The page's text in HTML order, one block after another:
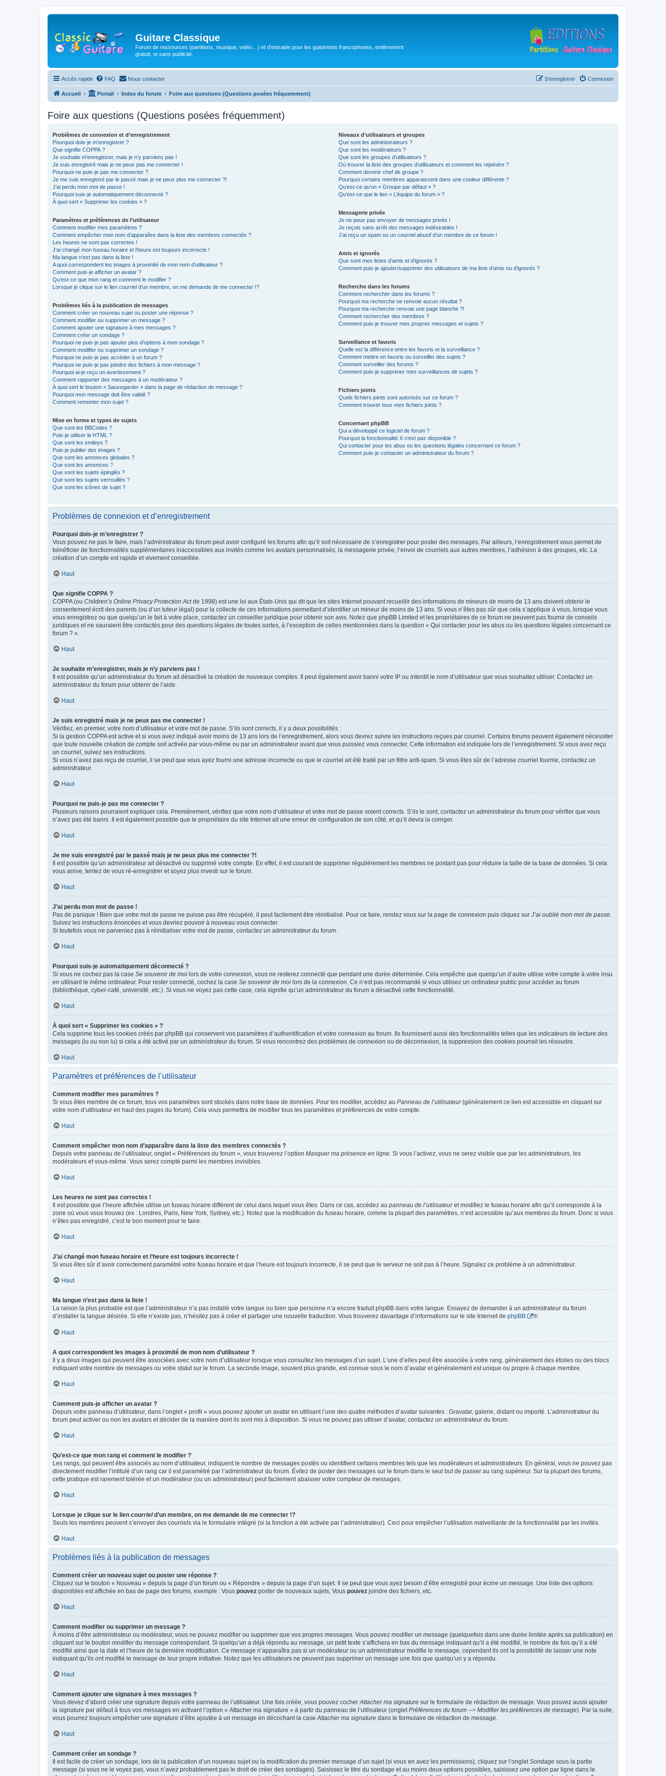
Guitare Classique
Forum de ressources (partitions, musique, vidéo…) et d'entraide pour les guitaristes francophones, entièrement
gratuit, et sans publicité.
Accès rapide FAQ Nous contacter Connexion
S’enregistrer
Accueil Portail Index du forum Foire aux questions (Questions posées fréquemment)
Foire aux questions (Questions posées fréquemment)
Problèmes de connexion et d’enregistrement
Pourquoi dois-je m’enregistrer ?
Que signifie COPPA ?
Je souhaite m’enregistrer, mais je n’y parviens pas !
Je suis enregistré mais je ne peux pas me connecter !
Pourquoi ne puis-je pas me connecter ?
Je me suis enregistré par le passé mais je ne peux plus me connecter ?!
J’ai perdu mon mot de passe !
Pourquoi suis-je automatiquement déconnecté ?
À quoi sert « Supprimer les cookies » ?
Paramètres et préférences de l’utilisateur
Comment modifier mes paramètres ?
Comment empêcher mon nom d’apparaître dans la liste des membres connectés ?
Les heures ne sont pas correctes !
J’ai changé mon fuseau horaire et l’heure est toujours incorrecte !
Ma langue n’est pas dans la liste !
A quoi correspondent les images à proximité de mon nom d’utilisateur ?
Comment puis-je afficher un avatar ?
Qu’est-ce que mon rang et comment le modifier ?
Lorsque je clique sur le lien courrield’un membre, on me demande de me connecter !?
Problèmes liés à la publication de messages
Comment créer un nouveau sujet ou poster une réponse ?
Comment modifier ou supprimer un message ?
Comment ajouter une signature à mes messages ?
Comment créer un sondage ?
Pourquoi ne puis-je pas ajouter plus d’options à mon sondage ?
Comment modifier ou supprimer un sondage ?
Pourquoi ne puis-je pas accéder à un forum ?
Pourquoi ne puis-je pas joindre des fichiers à mon message ?
Pourquoi ai-je reçu un avertissement ?
Comment rapporter des messages à un modérateur ?
À quoi sert le bouton « Sauvegarder » dans la page de rédaction de message ?
Pourquoi mon message doit être validé ?
Comment remonter mon sujet ?
Mise en forme et types de sujets
Que sont les BBCodes ?
Puis-je utiliser le HTML ?
Que sont les smileys ?
Puis-je publier des images ?
Que sont les annonces globales ?
Que sont les annonces ?
Que sont les sujets épinglés ?
Que sont les sujets verrouillés ?
Que sont les icônes de sujet ?
Niveaux d’utilisateurs et groupes
Que sont les administrateurs ?
Que sont les modérateurs ?
Que sont les groupes d’utilisateurs ?
Où trouver la liste des groupes d’utilisateurs et comment les rejoindre ?
Comment devenir chef de groupe ?
Pourquoi certains membres apparaissent dans une couleur différente ?
Qu’est-ce qu’un « Groupe par défaut » ?
Qu’est-ce que le lien « L’équipe du forum » ?
Messagerie privée
Je ne peux pas envoyer de messages privés !
Je reçois sans arrêt des messages indésirables !
J’ai reçu un spam ou un courriel abusif d’un membre de ce forum !
Amis et ignorés
Que sont mes listes d’amis et d’ignorés ?
Comment puis-je ajouter/supprimer des utilisateurs de ma liste d’amis ou d’ignorés ?
Recherche dans les forums
Comment rechercher dans les forums ?
Pourquoi ma recherche ne renvoie aucun résultat ?
Pourquoi ma recherche renvoie une page blanche ?!
Comment rechercher des membres ?
Comment puis-je trouver mes propres messages et sujets ?
Surveillance et favoris
Quelle est la différence entre les favoris et la surveillance ?
Comment mettre en favoris ou surveiller des sujets ?
Comment surveiller des forums ?
Comment puis-je supprimer mes surveillances de sujets ?
Fichiers joints
Quels fichiers joints sont autorisés sur ce forum ?
Comment trouver tous mes fichiers joints ?
Concernant phpBB
Qui a développé ce logiciel de forum ?
Pourquoi la fonctionnalité X n’est pas disponible ?
Qui contacter pour les abus ou les questions légales concernant ce forum ?
Comment puis-je contacter un administrateur du forum ?
Problèmes de connexion et d’enregistrement
Pourquoi dois-je m’enregistrer ?
Vous pouvez ne pas le faire, mais l’administrateur du forum peut avoir configuré les forums afin qu’il soit nécessaire de s’enregistrer pour poster des messages. Par ailleurs, l’enregistrement vous permet de
bénéficier de fonctionnalités supplémentaires inaccessibles aux invités comme les avatars personnalisés, la messagerie privée, l’envoi de courriels aux autres membres, l’adhésion à des groupes, etc. La
création d’un compte est rapide et vivement conseillée.
Haut
Que signifie COPPA ?
COPPA (ou Children’s Online Privacy Protection Actde 1998) est une loi aux États-Unis qui dit que les sites Internet pouvant recueillir des informations de mineurs de moins de 13 ans doivent obtenir le
consentement écrit des parents (ou d’un tuteur légal) pour la collecte de ces informations permettant d’identifier un mineur de moins de 13 ans. Si vous n’êtes pas sûr que cela s’applique à vous, lorsque vous
vous enregistrez ou que quelqu’un le fait à votre place, contactez un conseiller juridique pour obtenir son avis. Notez que phpBB Limited et les propriétaires de ce forum ne peuvent pas fournir de conseils
juridiques et ne sauraient être contactés pour des questions légales de toutes sortes, à l’exception de celles mentionnées dans la question « Qui contacter pour les abus ou les questions légales concernant ce
forum ? ».
Haut
Je souhaite m’enregistrer, mais je n’y parviens pas !
Il est possible qu’un administrateur du forum ait désactivé la création de nouveaux comptes. Il peut également avoir banni votre IP ou interdit le nom d’utilisateur que vous souhaitez utiliser. Contactez un
administrateur du forum pour obtenir de l’aide.
Haut
Je suis enregistré mais je ne peux pas me connecter !
Vérifiez, en premier, votre nom d’utilisateur et votre mot de passe. S’ils sont corrects, il y a deux possibilités :
Si la gestion COPPA est active et si vous avez indiqué avoir moins de 13 ans lors de l’enregistrement, alors vous devrez suivre les instructions reçues par courriel. Certains forums peuvent également nécessiter
que toute nouvelle création de compte soit activée par vous-même ou par un administrateur avant que vous puissiez vous connecter. Cette information est indiquée lors de l’enregistrement. Si vous avez reçu
un courriel, suivez ses instructions.
Si vous n’avez pas reçu de courriel, il se peut que vous ayez fourni une adresse incorrecte ou que le courriel ait été traité par un filtre anti-spam. Si vous êtes sûr de l’adresse courriel fournie, contactez un
administrateur.
Haut
Pourquoi ne puis-je pas me connecter ?
Plusieurs raisons pourraient expliquer cela. Premièrement, vérifiez que votre nom d’utilisateur et votre mot de passe soient corrects. S’ils le sont, contactez un administrateur du forum pour vérifier que vous
n’avez pas été banni. Il est également possible que le propriétaire du site Internet ait une erreur de configuration de son côté, et qu’il devra la corriger.
Haut
Je me suis enregistré par le passé mais je ne peux plus me connecter ?!
Il est possible qu’un administrateur ait désactivé ou supprimé votre compte. En effet, il est courant de supprimer régulièrement les membres ne postant pas pour réduire la taille de la base de données. Si cela
vous arrive, tentez de vous ré-enregistrer et soyez plus investi sur le forum.
Haut
J’ai perdu mon mot de passe !
Pas de panique ! Bien que votre mot de passe ne puisse pas être récupéré, il peut facilement être réinitialisé. Pour ce faire, rendez vous sur la page de connexion puis cliquez sur J’ai oublié mon mot de passe.
Suivez les instructions énoncées et vous devriez pouvoir à nouveau vous connecter.
Si toutefois vous ne parveniez pas à réinitialiser votre mot de passe, contactez un administrateur du forum.
Haut
Pourquoi suis-je automatiquement déconnecté ?
Si vous ne cochez pas la case Se souvenir de moi lors de votre connexion, vous ne resterez connecté que pendant une durée déterminée. Cela empêche que quelqu’un d’autre utilise votre compte à votre insu
en utilisant le même ordinateur. Pour rester connecté, cochez la case Se souvenir de moi lors de la connexion. Ce n’est pas recommandé si vous utilisez un ordinateur public pour accéder au forum
(bibliothèque, cyber-café, université, etc.). Si vous ne voyez pas cette case, cela signifie qu’un administrateur du forum a désactivé cette fonctionnalité.
Haut
À quoi sert « Supprimer les cookies » ?
Cela supprime tous les cookies créés par phpBB qui conservent vos paramètres d’authentification et votre connexion au forum. Ils fournissent aussi des fonctionnalités telles que les indicateurs de lecture des
messages (lu ou non lu) si cela a été activé par un administrateur du forum. Si vous rencontrez des problèmes de connexion ou de déconnexion, la suppression des cookies pourrait les résoudre.
Haut
Paramètres et préférences de l’utilisateur
Comment modifier mes paramètres ?
Si vous êtes membre de ce forum, tous vos paramètres sont stockés dans notre base de données. Pour les modifier, accédez au Panneau de l’utilisateur(généralement ce lien est accessible en cliquant sur
votre nom d’utilisateur en haut des pages du forum). Cela vous permettra de modifier tous les paramètres et préférences de votre compte.
Haut
Comment empêcher mon nom d’apparaître dans la liste des membres connectés ?
Depuis votre panneau de l’utilisateur, onglet « Préférences du forum », vous trouverez l’option Masquer ma présence en ligne. Si vous l’activez, vous ne serez visible que par les administrateurs, les
modérateurs et vous-même. Vous serez compté parmi les membres invisibles.
Haut
Les heures ne sont pas correctes !
Il est possible que l’heure affichée utilise un fuseau horaire différent de celui dans lequel vous êtes. Dans ce cas, accédez au panneau de l’utilisateuret modifiez le fuseau horaire afin qu’il corresponde à la
zone où vous vous trouvez (ex : Londres, Paris, New York, Sydney, etc.). Notez que la modification du fuseau horaire, comme la plupart des paramètres, n’est accessible qu’aux membres du forum. Donc si vous
n’êtes pas enregistré, c’est le bon moment pour le faire.
Haut
J’ai changé mon fuseau horaire et l’heure est toujours incorrecte !
Si vous êtes sûr d’avoir correctement paramétré votre fuseau horaire et que l’heure est toujours incorrecte, il se peut que le serveur ne soit pas à l’heure. Signalez ce problème à un administrateur.
Haut
Ma langue n’est pas dans la liste !
La raison la plus probable est que l’administrateur n’a pas installé votre langue ou bien que personne n’a encore traduit phpBB dans votre langue. Essayez de demander à un administrateur du forum
d’installer la langue désirée. Si elle n’existe pas, n’hésitez pas à créer et partager une nouvelle traduction. Vous trouverez davantage d’informations sur le site Internet de phpBB ®.
Haut
A quoi correspondent les images à proximité de mon nom d’utilisateur ?
Il y a deux images qui peuvent être associées avec votre nom d’utilisateur lorsque vous consultez les messages d’un sujet. L’une d’elles peut être associée à votre rang, généralement des étoiles ou des blocs
indiquant votre nombre de messages ou votre statut sur le forum. La seconde image, souvent plus grande, est connue sous le nom d’avatar et généralement est unique ou propre à chaque membre.
Haut
Comment puis-je afficher un avatar ?
Depuis votre panneau d’utilisateur, dans l’onglet « profil » vous pouvez ajouter un avatar en utilisant l’une des quatre méthodes d’avatar suivantes : Gravatar, galerie, distant ou importé. L’administrateur du
forum peut activer ou non les avatars et décider de la manière dont ils sont mis à disposition. Si vous ne pouvez pas utiliser d’avatar, contactez un administrateur du forum.
Haut
Qu’est-ce que mon rang et comment le modifier ?
Les rangs, qui peuvent être associés au nom d’utilisateur, indiquent le nombre de messages postés ou identifient certains membres tels que les modérateurs et administrateurs. En général, vous ne pouvez pas
directement modifier l’intitulé d’un rang car il est paramétré par l’administrateur du forum. Évitez de poster des messages sur le forum dans le seul but de passer au rang supérieur. Sur la plupart des forums,
cette pratique est rarement tolérée et un modérateur (ou un administrateur) peut facilement abaisser votre compteur de messages.
Haut
Lorsque je clique sur le lien courrield’un membre, on me demande de me connecter !?
Seuls les membres peuvent s’envoyer des courriels via le formulaire intégré (si la fonction a été activée par l’administrateur). Ceci pour empêcher l’utilisation malveillante de la fonctionnalité par les invités.
Haut
Problèmes liés à la publication de messages
Comment créer un nouveau sujet ou poster une réponse ?
Cliquez sur le bouton « Nouveau » depuis la page d’un forum ou « Répondre » depuis la page d’un sujet. Il se peut que vous ayez besoin d’être enregistré pour écrire un message. Une liste des options
disponibles est affichée en bas de page des forums, exemple : Vous pouvez poster de nouveaux sujets, Vous pouvez joindre des fichiers, etc.
Haut
Comment modifier ou supprimer un message ?
À moins d’être administrateur ou modérateur, vous ne pouvez modifier ou supprimer que vos propres messages. Vous pouvez modifier un message (quelquefois dans une durée limitée après sa publication) en
cliquant sur le bouton modifierdu message correspondant. Si quelqu’un a déjà répondu au message, un petit texte s’affichera en bas du message indiquant qu’il a été modifié, le nombre de fois qu’il a été
modifié ainsi que la date et l’heure de la dernière modification. Ce message n’apparaîtra pas si un modérateur ou un administrateur modifie le message, cependant ils ont la possibilité de laisser une note
indiquant qu’ils ont modifié le message de leur propre initiative. Notez que les utilisateurs ne peuvent pas supprimer un message une fois que quelqu’un y a répondu.
Haut
Comment ajouter une signature à mes messages ?
Vous devez d’abord créer une signature depuis votre panneau de l’utilisateur. Une fois créée, vous pouvez cocherAttacher ma signature sur le formulaire de rédaction de message. Vous pouvez aussi ajouter
la signature par défaut à tous vos messages en activant l’option « Attacher ma signature » à partir du panneau de l’utilisateur (ongletPréférences du forum --> Modifier les préférences de message). Par la suite,
vous pourrez toujours empêcher une signature d’être ajoutée à un message en décochant la caseAttacher ma signature dans le formulaire de rédaction de message.
Haut
Comment créer un sondage ?
Il est facile de créer un sondage, lors de la publication d’un nouveau sujet ou la modification du premier message d’un sujet (si vous en avez les permissions), cliquez sur l’ongletSondage sous la partie
message (si vous ne le voyez pas, vous n’avez probablement pas le droit de créer des sondages). Saisissez le titre du sondage et au moins deux options possibles, saisissez une option par ligne dans le